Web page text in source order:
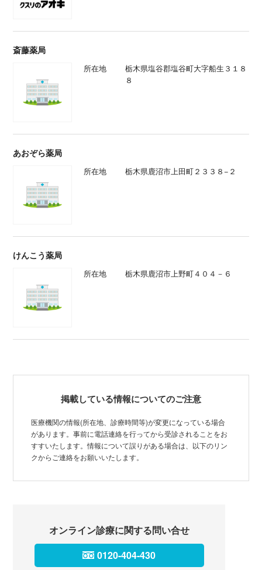
斎藤薬局
所在地
栃木県塩谷郡塩谷町大字船生３１８
８
あおぞら薬局
所在地 栃木県鹿沼市上田町２３３８−２
けんこう薬局
所在地 栃木県鹿沼市上野町４０４－６
掲載している情報についてのご注意
医療機関の情報(所在地、診療時間等)が変更になっている場合
があります。事前に電話連絡を行ってから受診されることをお
すすいたします。情報について誤りがある場合は、以下のリン
クからご連絡をお願いいたします。
オンライン診療に関する問い合せ
0120-404-430